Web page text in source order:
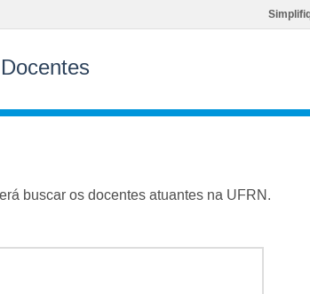
Docentes
buscar os docentes atuantes na UFRN.